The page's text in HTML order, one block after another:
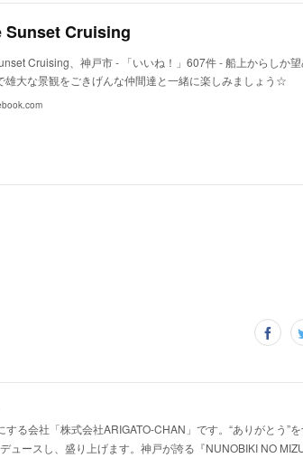
Sunset Cruising
Cruising、神戸市 - 「いいね！」607件 - 船上からしか
雄大な景観をごきげんな仲間達と一緒に楽しみましょう☆
する会社「株式会社ARIGATO-CHAN」です。“ありがとう”
ュースし、盛り上げます。神戸が誇る『NUNOBIKI NO